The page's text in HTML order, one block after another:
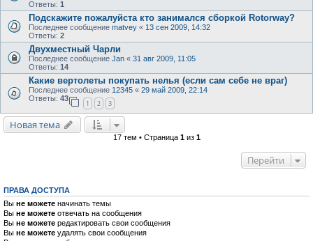
Ответы: 1
Подскажите пожалуйста кто занимался сборкой Rotorway?
Последнее сообщение matvey « 13 сен 2009, 14:32
Ответы: 2
Двухместный Чарли
Последнее сообщение Jan « 31 авг 2009, 11:05
Ответы: 14
Какие вертолеты покупать нелья (если сам себе не враг)
Последнее сообщение 12345 « 29 май 2009, 22:14
Ответы: 43
1 2 3
Новая тема
17 тем • Страница 1из 1
Перейти
ПРАВА ДОСТУПА
Вы не можете начинать темы
Вы не можете отвечать на сообщения
Вы не можете редактировать свои сообщения
Вы не можете удалять свои сообщения